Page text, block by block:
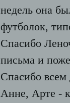
недель она
футболок,
Спасибо
письма и
Спасибо
Анне, Арте -